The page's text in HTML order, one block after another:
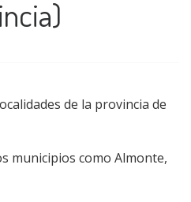
de la provincia de
municipios como Almonte,